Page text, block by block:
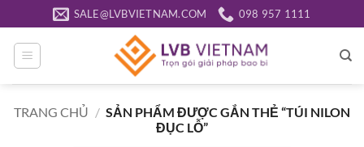
qua
nội
dung
SALE@LVBVIETNAM.COM 098 957 1111
TRANG CHỦ / SẢN PHẨM ĐƯỢC GẮN THẺ “TÚI NILON
ĐỤC LỖ”